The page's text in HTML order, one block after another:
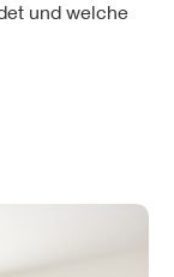
und welche